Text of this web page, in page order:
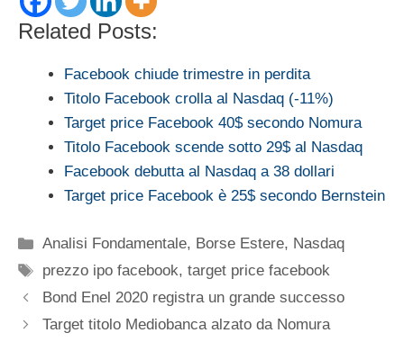
Related Posts:
Facebook chiude trimestre in perdita
Titolo Facebook crolla al Nasdaq (-11%)
Target price Facebook 40$ secondo Nomura
Titolo Facebook scende sotto 29$ al Nasdaq
Facebook debutta al Nasdaq a 38 dollari
Target price Facebook è 25$ secondo Bernstein
Categorie
Analisi Fondamentale, Borse Estere, Nasdaq
Tag
prezzo ipo facebook,target price facebook
Bond Enel 2020 registra un grande successo
Target titolo Mediobanca alzato da Nomura